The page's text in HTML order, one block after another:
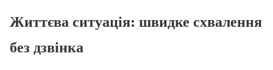
Життєва ситуація: швидке схвалення
без дзвінка